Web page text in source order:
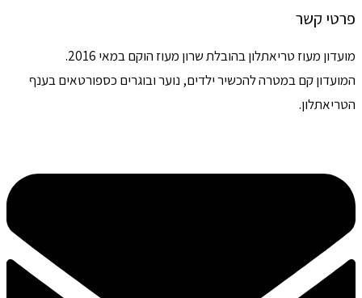
פרטי קשר
מועדון מעוז טריאתלון בהובלת שרון מעוז הוקם במאי 2016.
המועדון קם במטרה להכשיר ילדים, נוער ובוגרים כספורטאים בענף
הטריאתלון.